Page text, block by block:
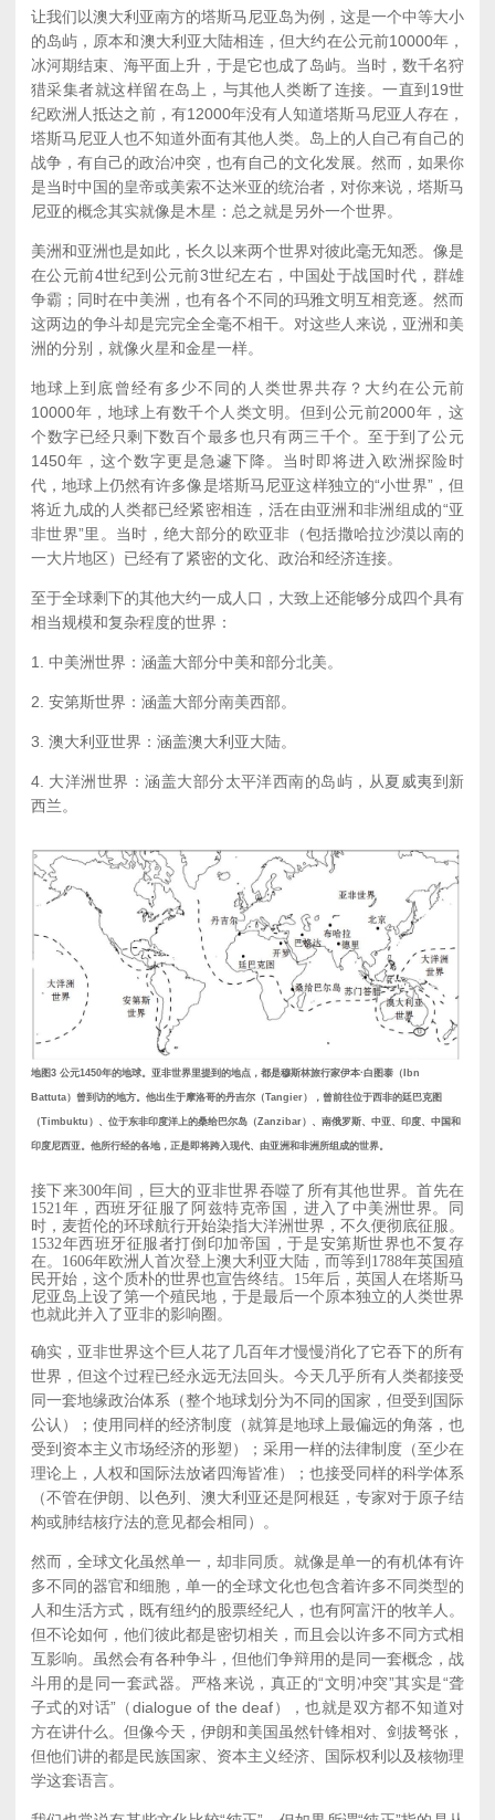
让我们以澳大利亚南方的塔斯马尼亚岛为例，这是一个中等大小
的岛屿，原本和澳大利亚大陆相连，但大约在公元前10000年，
冰河期结束、海平面上升，于是它也成了岛屿。当时，数千名狩
猎采集者就这样留在岛上，与其他人类断了连接。一直到19世
纪欧洲人抵达之前，有12000年没有人知道塔斯马尼亚人存在，
塔斯马尼亚人也不知道外面有其他人类。岛上的人自己有自己的
战争，有自己的政治冲突，也有自己的文化发展。然而，如果你
是当时中国的皇帝或美索不达米亚的统治者，对你来说，塔斯马
尼亚的概念其实就像是木星：总之就是另外一个世界。
美洲和亚洲也是如此，长久以来两个世界对彼此毫无知悉。像是
在公元前4世纪到公元前3世纪左右，中国处于战国时代，群雄
争霸；同时在中美洲，也有各个不同的玛雅文明互相竞逐。然而
这两边的争斗却是完完全全毫不相干。对这些人来说，亚洲和美
洲的分别，就像火星和金星一样。
地球上到底曾经有多少不同的人类世界共存？大约在公元前
10000年，地球上有数千个人类文明。但到公元前2000年，这
个数字已经只剩下数百个最多也只有两三千个。至于到了公元
1450年，这个数字更是急遽下降。当时即将进入欧洲探险时
代，地球上仍然有许多像是塔斯马尼亚这样独立的“小世界”，但
将近九成的人类都已经紧密相连，活在由亚洲和非洲组成的“亚
非世界”里。当时，绝大部分的欧亚非（包括撒哈拉沙漠以南的
一大片地区）已经有了紧密的文化、政治和经济连接。
至于全球剩下的其他大约一成人口，大致上还能够分成四个具有
相当规模和复杂程度的世界：
1. 中美洲世界：涵盖大部分中美和部分北美。
2. 安第斯世界：涵盖大部分南美西部。
3. 澳大利亚世界：涵盖澳大利亚大陆。
4. 大洋洲世界：涵盖大部分太平洋西南的岛屿，从夏威夷到新
西兰。
地图3 公元1450年的地球。亚非世界里提到的地点，都是穆斯林旅行家伊本·白图泰（Ibn
Battuta）曾到访的地方。他出生于摩洛哥的丹吉尔（Tangier），曾前往位于西非的廷巴克图
（Timbuktu）、位于东非印度洋上的桑给巴尔岛（Zanzibar）、南俄罗斯、中亚、印度、中国和
印度尼西亚。他所行经的各地，正是即将跨入现代、由亚洲和非洲所组成的世界。
接下来300年间，巨大的亚非世界吞噬了所有其他世界。首先在
1521年，西班牙征服了阿兹特克帝国，进入了中美洲世界。同
时，麦哲伦的环球航行开始染指大洋洲世界，不久便彻底征服。
1532年西班牙征服者打倒印加帝国，于是安第斯世界也不复存
在。1606年欧洲人首次登上澳大利亚大陆，而等到1788年英国殖
民开始，这个质朴的世界也宣告终结。15年后，英国人在塔斯马
尼亚岛上设了第一个殖民地，于是最后一个原本独立的人类世界
也就此并入了亚非的影响圈。
确实，亚非世界这个巨人花了几百年才慢慢消化了它吞下的所有
世界，但这个过程已经永远无法回头。今天几乎所有人类都接受
同一套地缘政治体系（整个地球划分为不同的国家，但受到国际
公认）；使用同样的经济制度（就算是地球上最偏远的角落，也
受到资本主义市场经济的形塑）；采用一样的法律制度（至少在
理论上，人权和国际法放诸四海皆准）；也接受同样的科学体系
（不管在伊朗、以色列、澳大利亚还是阿根廷，专家对于原子结
构或肺结核疗法的意见都会相同）。
然而，全球文化虽然单一，却非同质。就像是单一的有机体有许
多不同的器官和细胞，单一的全球文化也包含着许多不同类型的
人和生活方式，既有纽约的股票经纪人，也有阿富汗的牧羊人。
但不论如何，他们彼此都是密切相关，而且会以许多不同方式相
互影响。虽然会有各种争斗，但他们争辩用的是同一套概念，战
斗用的是同一套武器。严格来说，真正的“文明冲突”其实是“聋
子式的对话”（dialogue of the deaf），也就是双方都不知道对
方在讲什么。但像今天，伊朗和美国虽然针锋相对、剑拔弩张，
但他们讲的都是民族国家、资本主义经济、国际权利以及核物理
学这套语言。